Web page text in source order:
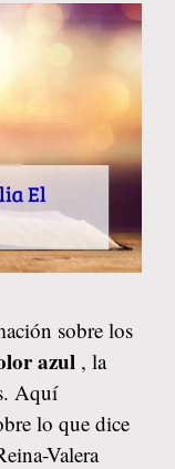
sobre los
azul , la
Aquí
lo que dice
Valera